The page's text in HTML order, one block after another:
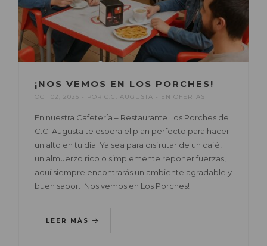
¡NOS VEMOS EN LOS PORCHES!
OCT 02, 2025 POR C.C. AUGUSTA EN OFERTAS
En nuestra Cafetería – Restaurante Los Porches de
C.C. Augusta te espera el plan perfecto para hacer
un alto en tu día. Ya sea para disfrutar de un café,
un almuerzo rico o simplemente reponer fuerzas,
aquí siempre encontrarás un ambiente agradable y
buen sabor. ¡Nos vemos en Los Porches!
LEER MÁS